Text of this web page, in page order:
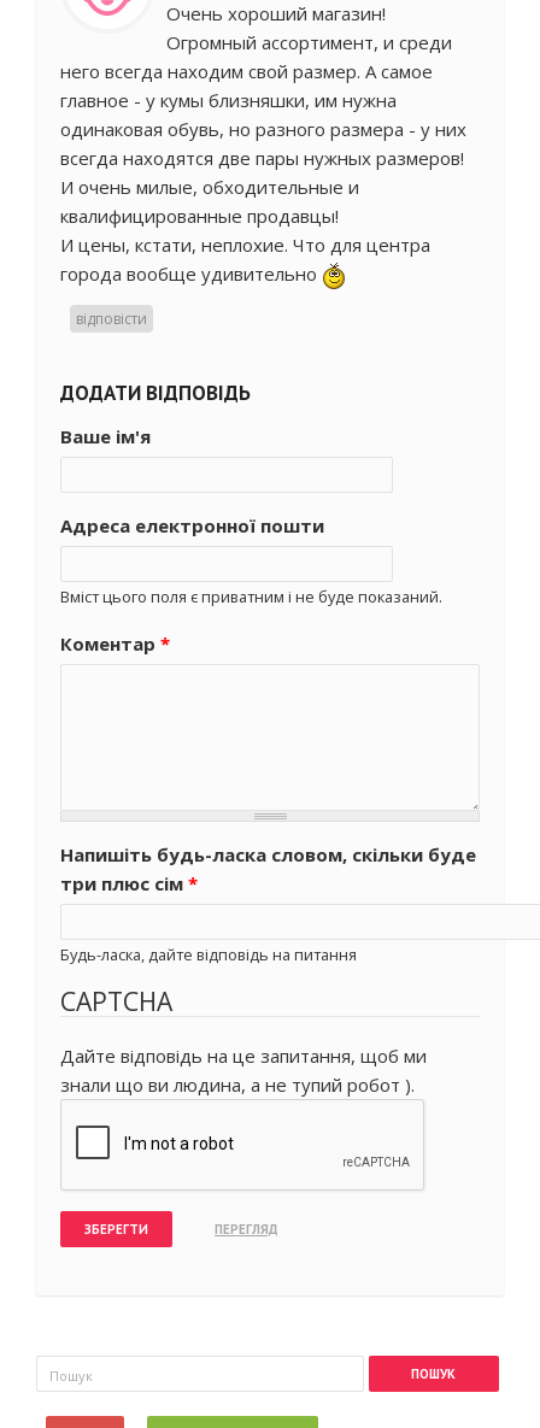
Очень хороший магазин!
Огромный ассортимент, и среди
него всегда находим свой размер. А самое
главное - у кумы близняшки, им нужна
одинаковая обувь, но разного размера - у них
всегда находятся две пары нужных размеров!
И очень милые, обходительные и
квалифицированные продавцы!
И цены, кстати, неплохие. Что для центра
города вообще удивительно
відповісти
ДОДАТИ ВІДПОВІДЬ
Ваше ім'я
Адреса електронної пошти
Вміст цього поля є приватним і не буде показаний.
Коментар *
Напишіть будь-ласка словом, скільки буде
три плюс сім *
Будь-ласка, дайте відповідь на питання
CAPTCHA
Дайте відповідь на це запитання, щоб ми
знали що ви людина, а не тупий робот ).
Пошукова форма
Пошук